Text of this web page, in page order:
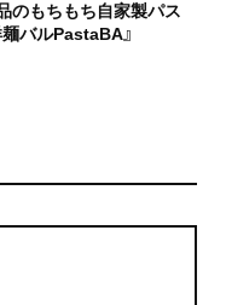
品のもちもち自家製パス
バルPastaBA』